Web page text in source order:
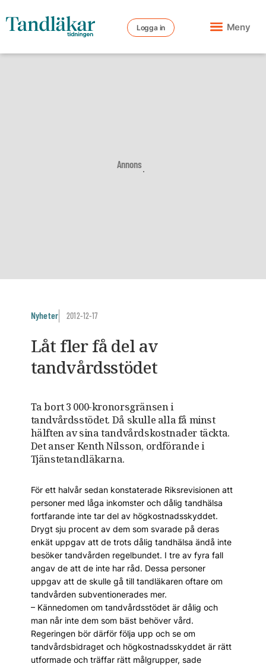
Logga in Meny
Annons
Nyheter 2012-12-17
Låt fler få del av
tandvårdsstödet
Ta bort 3 000-kronorsgränsen i
tandvårdsstödet. Då skulle alla få minst
hälften av sina tandvårdskostnader täckta.
Det anser Kenth Nilsson, ordförande i
Tjänstetandläkarna.
För ett halvår sedan konstaterade Riksrevisionen att
personer med låga inkomster och dålig tandhälsa
fortfarande inte tar del av högkostnadsskyddet.
Drygt sju procent av dem som svarade på deras
enkät uppgav att de trots dålig tandhälsa ändå inte
besöker tandvården regelbundet. I tre av fyra fall
angav de att de inte har råd. Dessa personer
uppgav att de skulle gå till tandläkaren oftare om
tandvården subventionerades mer.
– Kännedomen om tandvårdsstödet är dålig och
man når inte dem som bäst behöver vård.
Regeringen bör därför följa upp och se om
tandvårdsbidraget och högkostnadsskyddet är rätt
utformade och träffar rätt målgrupper, sade